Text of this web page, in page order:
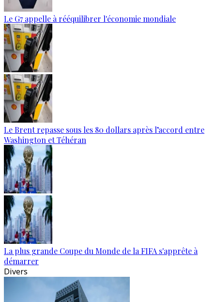
Le G7 appelle à rééquilibrer l'économie mondiale
Le Brent repasse sous les 80 dollars après l’accord entre
Washington et Téhéran
La plus grande Coupe du Monde de la FIFA s'apprête à
démarrer
Divers